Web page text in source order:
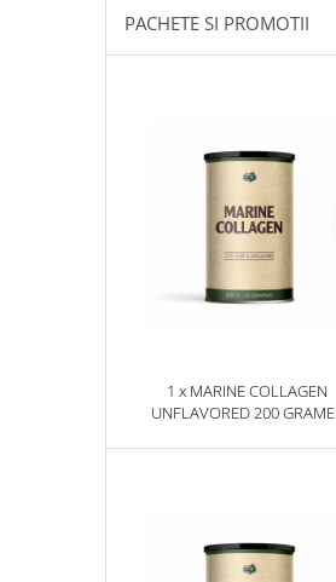
Quicksilver Scientific
PACHETE SI PROMOTII
1 x MARINE COLLAGEN
UNFLAVORED 200 GRAME -